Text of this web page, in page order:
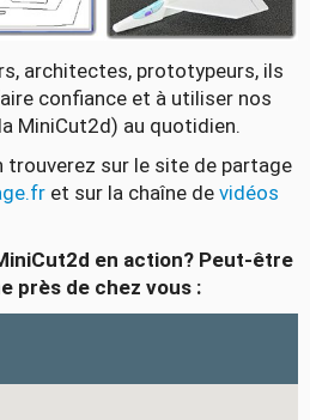
architectes, prototypeurs, ils
confiance et à utiliser nos
MiniCut2d) au quotidien.
trouverez sur le site de partage
et sur la chaîne de vidéos
en action? Peut-être
près de chez vous :